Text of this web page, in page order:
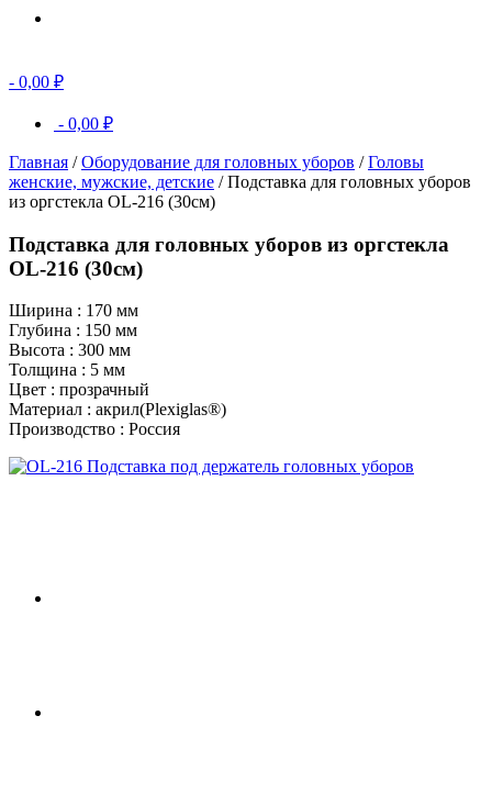
- 0,00 ₽
- 0,00 ₽
Главная /Оборудование для головных уборов /Головы
женские, мужские, детские / Подставка для головных уборов
из оргстекла OL-216 (30см)
Подставка для головных уборов из оргстекла
OL-216 (30см)
Ширина : 170 мм
Глубина : 150 мм
Высота : 300 мм
Толщина : 5 мм
Цвет : прозрачный
Материал : акрил(Plexiglas®)
Производство : Россия